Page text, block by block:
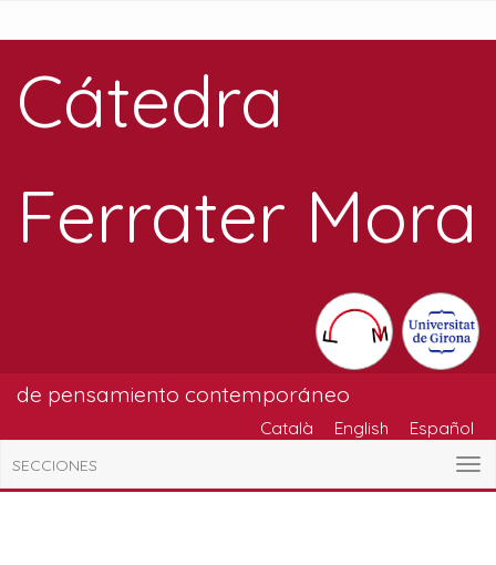
Cátedra
Ferrater Mora
de pensamiento contemporáneo
Català English Español
SECCIONES